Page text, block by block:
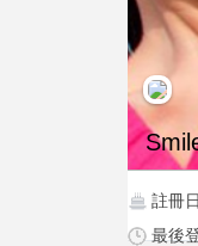
註冊
最後